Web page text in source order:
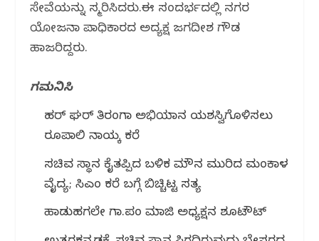
ಸೇವೆಯನ್ನು ಸ್ಮರಿಸಿದರು.ಈ ಸಂದರ್ಭದಲ್ಲಿ ನಗರ
ಯೋಜನಾ ಪ್ರಾಧಿಕಾರದ ಅದ್ಯಕ್ಷ ಜಗದೀಶ ಗೌಡ
ಹಾಜರಿದ್ದರು.
ಗಮನಿಸಿ
ಹರ್ ಘರ್ ತಿರಂಗಾ ಅಭಿಯಾನ ಯಶಸ್ವಿಗೊಳಿಸಲು
ರೂಪಾಲಿ ನಾಯ್ಕ ಕರೆ
ಸಚಿವ ಸ್ಥಾನ ಕೈತಪ್ಪಿದ ಬಳಿಕ ಮೌನ ಮುರಿದ ಮಂಕಾಳ
ವೈದ್ಯ; ಸಿಎಂ ಕರೆ ಬಗ್ಗೆ ಬಿಚ್ಚಿಟ್ಟ ಸತ್ಯ
ಹಾಡುಹಗಲೇ ಗ್ರಾ.ಪಂ ಮಾಜಿ ಅಧ್ಯಕ್ಷನ ಶೂಟೌಟ್